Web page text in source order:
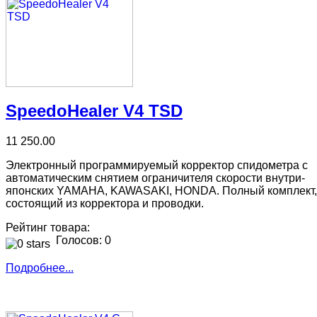
SpeedoHealer V4 TSD
11 250.00
Электронный программируемый корректор спидометра с
автоматическим снятием ограничителя скорости внутри-
японских YAMAHA, KAWASAKI, HONDA. Полный комплект,
состоящий из корректора и проводки.
Рейтинг товара:
Голосов: 0
Подробнее...